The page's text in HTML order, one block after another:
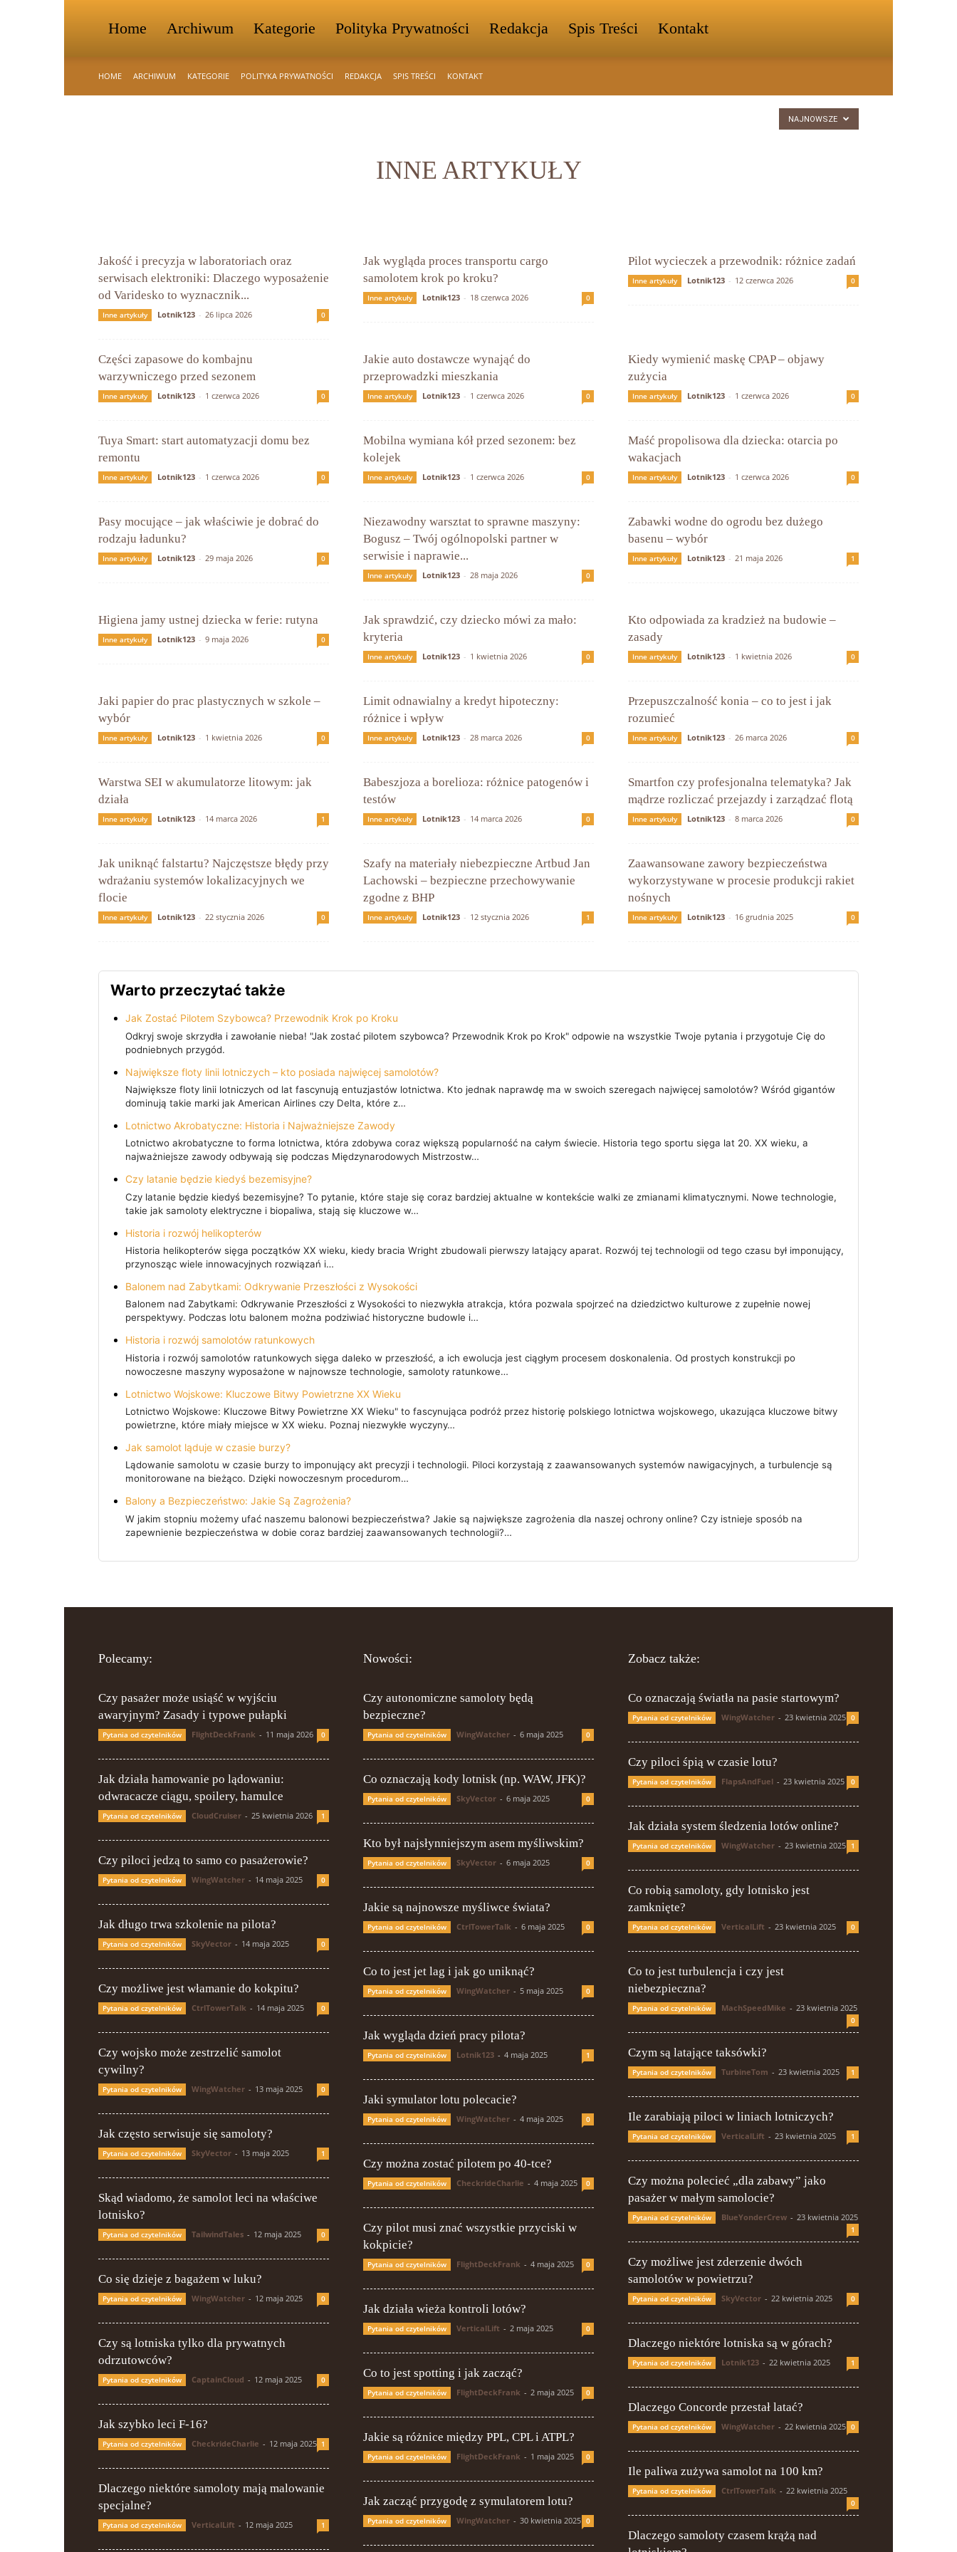
Home Archiwum Kategorie Polityka Prywatności Redakcja Spis Treści Kontakt
HOME ARCHIWUM KATEGORIE POLITYKA PRYWATNOŚCI REDAKCJA SPIS TREŚCI KONTAKT
INNE ARTYKUŁY
NAJNOWSZE
Jakość i precyzja w laboratoriach oraz
serwisach elektroniki: Dlaczego wyposażenie
od Varidesko to wyznacznik...
Inne artykuły Lotnik123 - 26 lipca 2026 0
Jak wygląda proces transportu cargo
samolotem krok po kroku?
Inne artykuły Lotnik123 - 18 czerwca 2026 0
Pilot wycieczek a przewodnik: różnice zadań
Inne artykuły Lotnik123 - 12 czerwca 2026 0
Części zapasowe do kombajnu
warzywniczego przed sezonem
Inne artykuły Lotnik123 - 1 czerwca 2026 0
Jakie auto dostawcze wynająć do
przeprowadzki mieszkania
Inne artykuły Lotnik123 - 1 czerwca 2026 0
Kiedy wymienić maskę CPAP – objawy
zużycia
Inne artykuły Lotnik123 - 1 czerwca 2026 0
Tuya Smart: start automatyzacji domu bez
remontu
Inne artykuły Lotnik123 - 1 czerwca 2026 0
Mobilna wymiana kół przed sezonem: bez
kolejek
Inne artykuły Lotnik123 - 1 czerwca 2026 0
Maść propolisowa dla dziecka: otarcia po
wakacjach
Inne artykuły Lotnik123 - 1 czerwca 2026 0
Pasy mocujące – jak właściwie je dobrać do
rodzaju ładunku?
Inne artykuły Lotnik123 - 29 maja 2026 0
Niezawodny warsztat to sprawne maszyny:
Bogusz – Twój ogólnopolski partner w
serwisie i naprawie...
Inne artykuły Lotnik123 - 28 maja 2026 0
Zabawki wodne do ogrodu bez dużego
basenu – wybór
Inne artykuły Lotnik123 - 21 maja 2026 1
Higiena jamy ustnej dziecka w ferie: rutyna
Inne artykuły Lotnik123 - 9 maja 2026 0
Jak sprawdzić, czy dziecko mówi za mało:
kryteria
Inne artykuły Lotnik123 - 1 kwietnia 2026 0
Kto odpowiada za kradzież na budowie –
zasady
Inne artykuły Lotnik123 - 1 kwietnia 2026 0
Jaki papier do prac plastycznych w szkole –
wybór
Inne artykuły Lotnik123 - 1 kwietnia 2026 0
Limit odnawialny a kredyt hipoteczny:
różnice i wpływ
Inne artykuły Lotnik123 - 28 marca 2026 0
Przepuszczalność konia – co to jest i jak
rozumieć
Inne artykuły Lotnik123 - 26 marca 2026 0
Warstwa SEI w akumulatorze litowym: jak
działa
Inne artykuły Lotnik123 - 14 marca 2026 1
Babeszjoza a borelioza: różnice patogenów i
testów
Inne artykuły Lotnik123 - 14 marca 2026 0
Smartfon czy profesjonalna telematyka? Jak
mądrze rozliczać przejazdy i zarządzać flotą
Inne artykuły Lotnik123 - 8 marca 2026 0
Jak uniknąć falstartu? Najczęstsze błędy przy
wdrażaniu systemów lokalizacyjnych we
flocie
Inne artykuły Lotnik123 - 22 stycznia 2026 0
Szafy na materiały niebezpieczne Artbud Jan
Lachowski – bezpieczne przechowywanie
zgodne z BHP
Inne artykuły Lotnik123 - 12 stycznia 2026 1
Zaawansowane zawory bezpieczeństwa
wykorzystywane w procesie produkcji rakiet
nośnych
Inne artykuły Lotnik123 - 16 grudnia 2025 0
Warto przeczytać także
Jak Zostać Pilotem Szybowca? Przewodnik Krok po Kroku
Odkryj swoje skrzydła i zawołanie nieba! "Jak zostać pilotem szybowca? Przewodnik Krok po Krok" odpowie na wszystkie Twoje pytania i przygotuje Cię do
podniebnych przygód.
Największe floty linii lotniczych – kto posiada najwięcej samolotów?
Największe floty linii lotniczych od lat fascynują entuzjastów lotnictwa. Kto jednak naprawdę ma w swoich szeregach najwięcej samolotów? Wśród gigantów
dominują takie marki jak American Airlines czy Delta, które z…
Lotnictwo Akrobatyczne: Historia i Najważniejsze Zawody
Lotnictwo akrobatyczne to forma lotnictwa, która zdobywa coraz większą popularność na całym świecie. Historia tego sportu sięga lat 20. XX wieku, a
najważniejsze zawody odbywają się podczas Międzynarodowych Mistrzostw…
Czy latanie będzie kiedyś bezemisyjne?
Czy latanie będzie kiedyś bezemisyjne? To pytanie, które staje się coraz bardziej aktualne w kontekście walki ze zmianami klimatycznymi. Nowe technologie,
takie jak samoloty elektryczne i biopaliwa, stają się kluczowe w…
Historia i rozwój helikopterów
Historia helikopterów sięga początków XX wieku, kiedy bracia Wright zbudowali pierwszy latający aparat. Rozwój tej technologii od tego czasu był imponujący,
przynosząc wiele innowacyjnych rozwiązań i…
Balonem nad Zabytkami: Odkrywanie Przeszłości z Wysokości
Balonem nad Zabytkami: Odkrywanie Przeszłości z Wysokości to niezwykła atrakcja, która pozwala spojrzeć na dziedzictwo kulturowe z zupełnie nowej
perspektywy. Podczas lotu balonem można podziwiać historyczne budowle i…
Historia i rozwój samolotów ratunkowych
Historia i rozwój samolotów ratunkowych sięga daleko w przeszłość, a ich ewolucja jest ciągłym procesem doskonalenia. Od prostych konstrukcji po
nowoczesne maszyny wyposażone w najnowsze technologie, samoloty ratunkowe…
Lotnictwo Wojskowe: Kluczowe Bitwy Powietrzne XX Wieku
Lotnictwo Wojskowe: Kluczowe Bitwy Powietrzne XX Wieku" to fascynująca podróż przez historię polskiego lotnictwa wojskowego, ukazująca kluczowe bitwy
powietrzne, które miały miejsce w XX wieku. Poznaj niezwykłe wyczyny…
Jak samolot ląduje w czasie burzy?
Lądowanie samolotu w czasie burzy to imponujący akt precyzji i technologii. Piloci korzystają z zaawansowanych systemów nawigacyjnych, a turbulencje są
monitorowane na bieżąco. Dzięki nowoczesnym procedurom…
Balony a Bezpieczeństwo: Jakie Są Zagrożenia?
W jakim stopniu możemy ufać naszemu balonowi bezpieczeństwa? Jakie są największe zagrożenia dla naszej ochrony online? Czy istnieje sposób na
zapewnienie bezpieczeństwa w dobie coraz bardziej zaawansowanych technologii?…
Polecamy:
Czy pasażer może usiąść w wyjściu
awaryjnym? Zasady i typowe pułapki
Pytania od czytelników FlightDeckFrank - 11 maja 2026 0
Jak działa hamowanie po lądowaniu:
odwracacze ciągu, spoilery, hamulce
Pytania od czytelników CloudCruiser - 25 kwietnia 2026 1
Czy piloci jedzą to samo co pasażerowie?
Pytania od czytelników WingWatcher - 14 maja 2025 0
Jak długo trwa szkolenie na pilota?
Pytania od czytelników SkyVector - 14 maja 2025 0
Czy możliwe jest włamanie do kokpitu?
Pytania od czytelników CtrlTowerTalk - 14 maja 2025 0
Czy wojsko może zestrzelić samolot
cywilny?
Pytania od czytelników WingWatcher - 13 maja 2025 0
Jak często serwisuje się samoloty?
Pytania od czytelników SkyVector - 13 maja 2025 1
Skąd wiadomo, że samolot leci na właściwe
lotnisko?
Pytania od czytelników TailwindTales - 12 maja 2025 0
Co się dzieje z bagażem w luku?
Pytania od czytelników WingWatcher - 12 maja 2025 0
Czy są lotniska tylko dla prywatnych
odrzutowców?
Pytania od czytelników CaptainCloud - 12 maja 2025 0
Jak szybko leci F-16?
Pytania od czytelników CheckrideCharlie - 12 maja 2025 1
Dlaczego niektóre samoloty mają malowanie
specjalne?
Pytania od czytelników VerticalLift - 12 maja 2025 1
Nowości:
Czy autonomiczne samoloty będą
bezpieczne?
Pytania od czytelników WingWatcher - 6 maja 2025 0
Co oznaczają kody lotnisk (np. WAW, JFK)?
Pytania od czytelników SkyVector - 6 maja 2025 0
Kto był najsłynniejszym asem myśliwskim?
Pytania od czytelników SkyVector - 6 maja 2025 0
Jakie są najnowsze myśliwce świata?
Pytania od czytelników CtrlTowerTalk - 6 maja 2025 0
Co to jest jet lag i jak go uniknąć?
Pytania od czytelników WingWatcher - 5 maja 2025 0
Jak wygląda dzień pracy pilota?
Pytania od czytelników Lotnik123 - 4 maja 2025 1
Jaki symulator lotu polecacie?
Pytania od czytelników WingWatcher - 4 maja 2025 0
Czy można zostać pilotem po 40-tce?
Pytania od czytelników CheckrideCharlie - 4 maja 2025 0
Czy pilot musi znać wszystkie przyciski w
kokpicie?
Pytania od czytelników FlightDeckFrank - 4 maja 2025 0
Jak działa wieża kontroli lotów?
Pytania od czytelników VerticalLift - 2 maja 2025 0
Co to jest spotting i jak zacząć?
Pytania od czytelników FlightDeckFrank - 2 maja 2025 0
Jakie są różnice między PPL, CPL i ATPL?
Pytania od czytelników FlightDeckFrank - 1 maja 2025 0
Jak zacząć przygodę z symulatorem lotu?
Pytania od czytelników WingWatcher - 30 kwietnia 2025 0
Zobacz także:
Co oznaczają światła na pasie startowym?
Pytania od czytelników WingWatcher - 23 kwietnia 2025 0
Czy piloci śpią w czasie lotu?
Pytania od czytelników FlapsAndFuel - 23 kwietnia 2025 0
Jak działa system śledzenia lotów online?
Pytania od czytelników WingWatcher - 23 kwietnia 2025 1
Co robią samoloty, gdy lotnisko jest
zamknięte?
Pytania od czytelników VerticalLift - 23 kwietnia 2025 0
Co to jest turbulencja i czy jest
niebezpieczna?
Pytania od czytelników MachSpeedMike - 23 kwietnia 2025
0
Czym są latające taksówki?
Pytania od czytelników TurbineTom - 23 kwietnia 2025 1
Ile zarabiają piloci w liniach lotniczych?
Pytania od czytelników VerticalLift - 23 kwietnia 2025 1
Czy można polecieć „dla zabawy” jako
pasażer w małym samolocie?
Pytania od czytelników BlueYonderCrew - 23 kwietnia 2025
1
Czy możliwe jest zderzenie dwóch
samolotów w powietrzu?
Pytania od czytelników SkyVector - 22 kwietnia 2025 0
Dlaczego niektóre lotniska są w górach?
Pytania od czytelników Lotnik123 - 22 kwietnia 2025 1
Dlaczego Concorde przestał latać?
Pytania od czytelników WingWatcher - 22 kwietnia 2025 0
Ile paliwa zużywa samolot na 100 km?
Pytania od czytelników CtrlTowerTalk - 22 kwietnia 2025
0
Dlaczego samoloty czasem krążą nad